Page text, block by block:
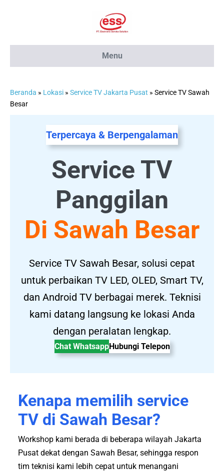
Menu
Beranda » Lokasi » Service TV Jakarta Pusat » Service TV Sawah
Besar
Terpercaya & Berpengalaman
Service TV
Panggilan
Di Sawah Besar
Service TV Sawah Besar, solusi cepat
untuk perbaikan TV LED, OLED, Smart TV,
dan Android TV berbagai merek. Teknisi
kami datang langsung ke lokasi Anda
dengan peralatan lengkap.
Chat WhatsappHubungi Telepon
Kenapa memilih service
TV di Sawah Besar?
Workshop kami berada di beberapa wilayah Jakarta
Pusat dekat dengan Sawah Besar, sehingga respon
tim teknisi kami lebih cepat untuk menangani